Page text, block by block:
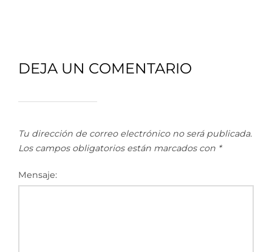
DEJA UN COMENTARIO
Tu dirección de correo electrónico no será publicada.
Los campos obligatorios están marcados con *
Mensaje: